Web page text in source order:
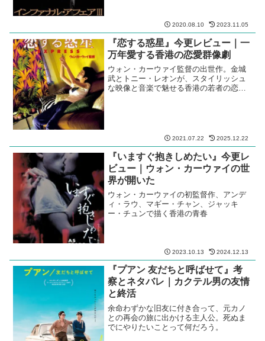
2020.08.10 2023.11.05
『恋する惑星』今更レビュー｜一
万年愛する香港の恋愛群像劇
ウォン・カーウァイ監督の出世作。金城
武とトニー・レオンが、スタイリッシュ
な映像と音楽で魅せる香港の若者の恋愛
2021.07.22 2025.12.22
『いますぐ抱きしめたい』今更レ
ビュー｜ウォン・カーウァイの世
界が開いた
ウォン・カーウァイの初監督作、アンデ
ィ・ラウ、マギー・チャン、ジャッキ
ー・チュンで描く香港の青春
2023.10.13 2024.12.13
『プアン 友だちと呼ばせて』考
察とネタバレ｜カクテル男の友情
と終活
余命わずかな旧友に付き合って、元カノ
との再会の旅に出かける主人公。死ぬま
でにやりたいことって何だろう。